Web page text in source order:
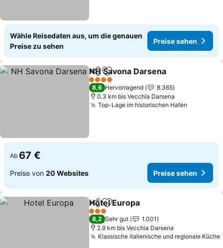
Wähle Reisedaten aus, um die genauen
Preise zu sehen
Preise sehen
TeilenZu Favoriten hinzufügen
NH Savona Darsena
4 Sterne
8,6 Hervorragend
8.365
0.3 km bis Vecchia Darsena
Top-Lage im historischen Hafen
Ab 67 €
Preise von 20 Websites Preise sehen
TeilenZu Favoriten hinzufügen
Hotel Europa
3 Sterne
8,2 Sehr gut
1.001
2.9 km bis Vecchia Darsena
Klassische italienische und regionale Küche